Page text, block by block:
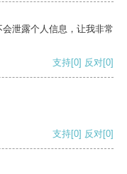
泄露个人信息，让我非常
支持[0] 反对[0]
支持[0] 反对[0]